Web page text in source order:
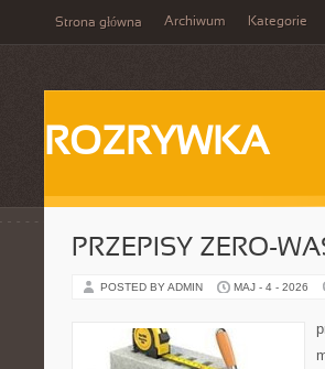
Strona główna Archiwum Kategorie
ROZRYWKA
PRZEPISY ZERO-
POSTED BY ADMIN MAJ - 4 - 2026